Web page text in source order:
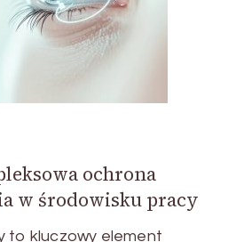
ochrona
w środowisku pracy
to kluczowy element